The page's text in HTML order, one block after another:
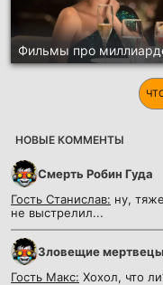
Фильмы про
НОВЫЕ КОММЕНТЫ
Смерть Робин Гуда
Гость Станислав: ну,
не выстрелил...
Зловещие
Гость Макс: Хохол, что